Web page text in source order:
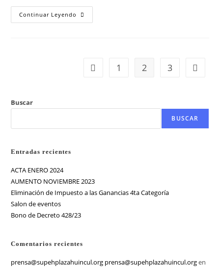
Continuar Leyendo
1 2 3
Buscar
BUSCAR
Entradas recientes
ACTA ENERO 2024
AUMENTO NOVIEMBRE 2023
Eliminación de Impuesto a las Ganancias 4ta Categoría
Salon de eventos
Bono de Decreto 428/23
Comentarios recientes
prensa@supehplazahuincul.org prensa@supehplazahuincul.orgen